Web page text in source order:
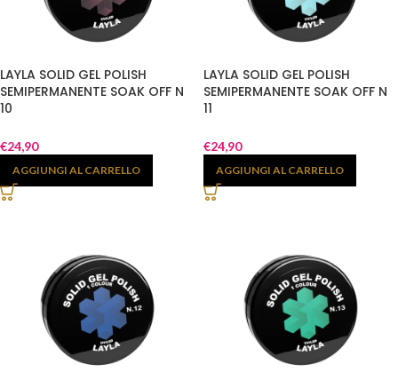
LAYLA SOLID GEL POLISH
SEMIPERMANENTE SOAK OFF N
10
€24,90
AGGIUNGI AL CARRELLO
LAYLA SOLID GEL POLISH
SEMIPERMANENTE SOAK OFF N
11
€24,90
AGGIUNGI AL CARRELLO